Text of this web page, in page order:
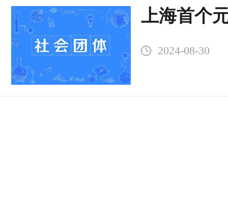
上海首个
2024-08-30